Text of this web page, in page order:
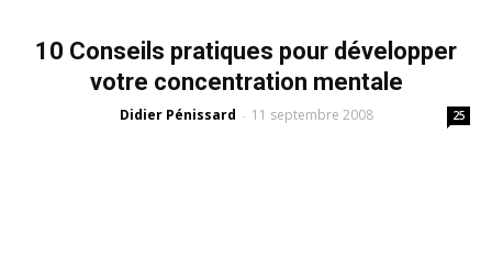
10 Conseils pratiques pour développer
votre concentration mentale
Didier Pénissard - 11 septembre 2008 25